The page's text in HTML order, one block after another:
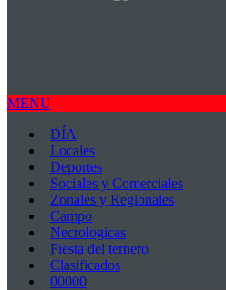
MENU
DÍA
Locales
Deportes
Sociales y Comerciales
Zonales y Regionales
Campo
Necrologicas
Fiesta del ternero
Clasificados
00000